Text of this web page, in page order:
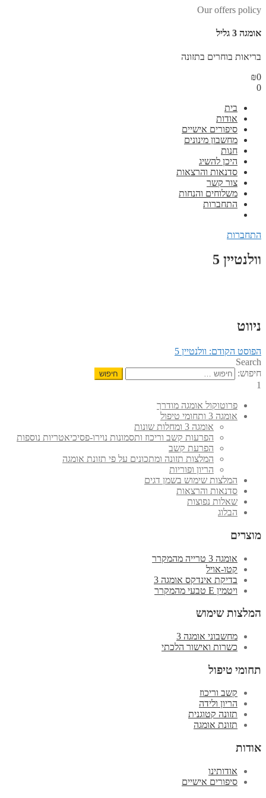
Our offers policy
אומגה 3 גליל
בריאות בוחרים בתזונה
₪0
0
בית
אודות
סיפורים אישיים
מחשבון מינונים
חנות
היכן להשיג
סדנאות והרצאות
צור קשר
משלוחים והנחות
התחברות
התחברות
וולנטיין 5
ניווט
הפוסט הקודם: וולנטיין 5
Search
חיפוש:
1
פרוטוקול אומגה מודרך
אומגה 3 ותחומי טיפול
אומגה 3 ומחלות שונות
הפרעות קשב וריכוז ותסמונות נוירו-פסיכיאטריות נוספות
הפרעת קשב
המלצות תזונה ומתכונים על פי תזונת אומגה
הריון ופוריות
המלצות שימוש בשמן דגים
סדנאות והרצאות
שאלות נפוצות
הבלוג
מוצרים
אומגה 3 טרייה מהמקרר
קטו-אויל
בדיקת אינדקס אומגה 3
ויטמין E טבעי מהמקרר
המלצות שימוש
מחשבוני אומגה 3
כשרות ואישור הלכתי
תחומי טיפול
קשב וריכוז
הריון ולידה
תזונה קטוגנית
תזונת אומגה
אודות
אודותינו
סיפורים אישיים